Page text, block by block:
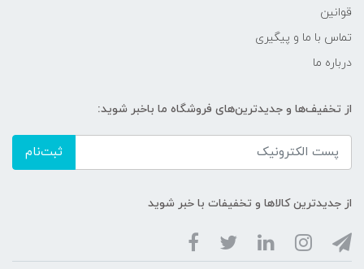
قوانین
تماس با ما و پیگیری
درباره ما
از تخفیف‌ها و جدیدترین‌های فروشگاه ما باخبر شوید:
ثبت‌نام
از جدیدترین کالاها و تخفیفات با خبر شوید